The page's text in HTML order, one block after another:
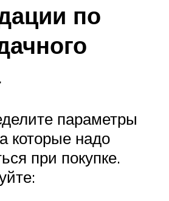
по
параметры
которые надо
при покупке.